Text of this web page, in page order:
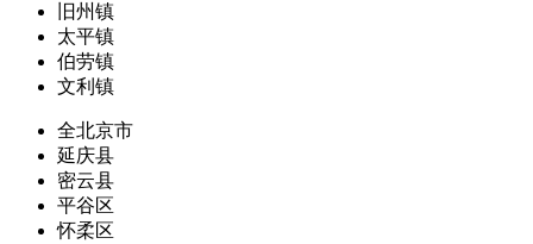
旧州镇
太平镇
伯劳镇
文利镇
全北京市
延庆县
密云县
平谷区
怀柔区